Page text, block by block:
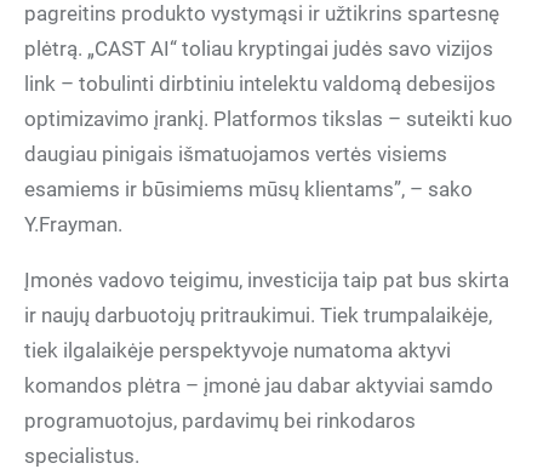
pagreitins produkto vystymąsi ir užtikrins spartesnę
plėtrą. „CAST AI“ toliau kryptingai judės savo vizijos
link – tobulinti dirbtiniu intelektu valdomą debesijos
optimizavimo įrankį. Platformos tikslas – suteikti kuo
daugiau pinigais išmatuojamos vertės visiems
esamiems ir būsimiems mūsų klientams”, – sako
Y.Frayman.
Įmonės vadovo teigimu, investicija taip pat bus skirta
ir naujų darbuotojų pritraukimui. Tiek trumpalaikėje,
tiek ilgalaikėje perspektyvoje numatoma aktyvi
komandos plėtra – įmonė jau dabar aktyviai samdo
programuotojus, pardavimų bei rinkodaros
specialistus.